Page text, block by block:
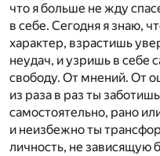
что я больше не жду
в себе. Сегодня я знаю,
характер, взрастишь
неудач, и узришь в себе
свободу. От мнений. От
из раза в раз ты
самостоятельно, рано
и неизбежно ты
личность, не зависящую